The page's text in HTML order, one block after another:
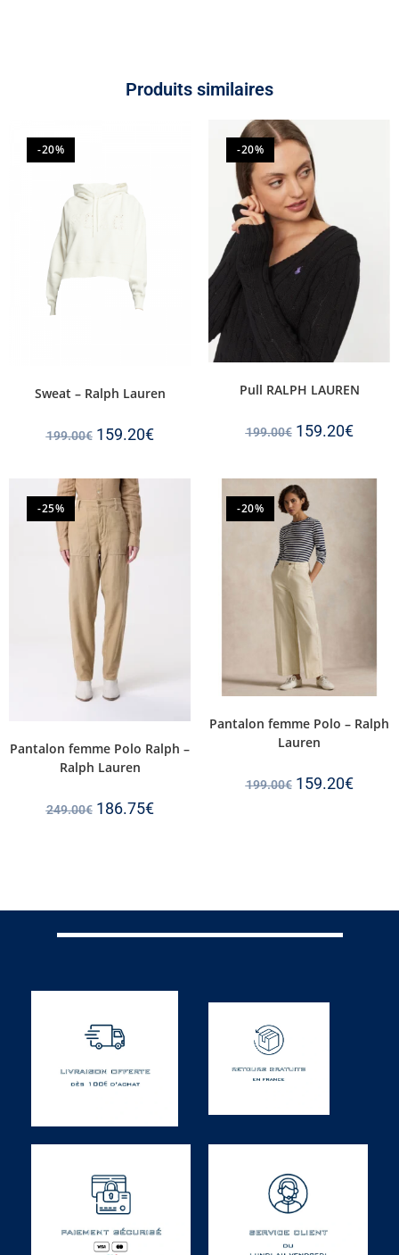
Produits similaires
-20%
Sweat – Ralph Lauren
199.00€ 159.20€
-20%
Pull RALPH LAUREN
199.00€ 159.20€
-25%
Pantalon femme Polo Ralph –
Ralph Lauren
249.00€ 186.75€
-20%
Pantalon femme Polo – Ralph
Lauren
199.00€ 159.20€